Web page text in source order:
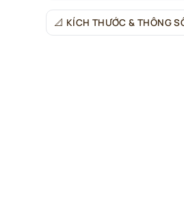
📐 KÍCH THƯỚC & THÔNG